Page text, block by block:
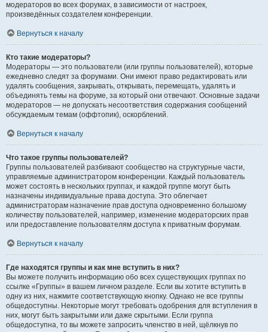
модераторов во всех форумах, в зависимости от настроек,
произведённых создателем конференции.
Вернуться к началу
Кто такие модераторы?
Модераторы — это пользователи (или группы пользователей), которые
ежедневно следят за форумами. Они имеют право редактировать или
удалять сообщения, закрывать, открывать, перемещать, удалять и
объединять темы на форуме, за который они отвечают. Основные задачи
модераторов — не допускать несоответствия содержания сообщений
обсуждаемым темам (оффтопик), оскорблений.
Вернуться к началу
Что такое группы пользователей?
Группы пользователей разбивают сообщество на структурные части,
управляемые администратором конференции. Каждый пользователь
может состоять в нескольких группах, и каждой группе могут быть
назначены индивидуальные права доступа. Это облегчает
администраторам назначение прав доступа одновременно большому
количеству пользователей, например, изменение модераторских прав
или предоставление пользователям доступа к приватным форумам.
Вернуться к началу
Где находятся группы и как мне вступить в них?
Вы можете получить информацию обо всех существующих группах по
ссылке «Группы» в вашем личном разделе. Если вы хотите вступить в
одну из них, нажмите соответствующую кнопку. Однако не все группы
общедоступны. Некоторые могут требовать одобрения для вступления в
них, могут быть закрытыми или даже скрытыми. Если группа
общедоступна, то вы можете запросить членство в ней, щёлкнув по